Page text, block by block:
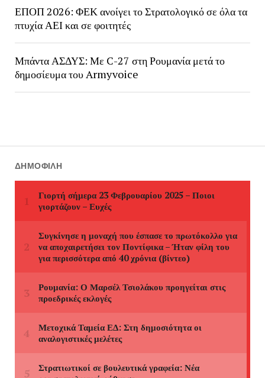
ΕΠΟΠ 2026: ΦΕΚ ανοίγει το Στρατολογικό σε όλα τα
πτυχία ΑΕΙ και σε φοιτητές
Μπάντα ΑΣΔΥΣ: Με C-27 στη Ρουμανία μετά το
δημοσίευμα του Armyvoice
ΔΗΜΟΦΙΛΉ